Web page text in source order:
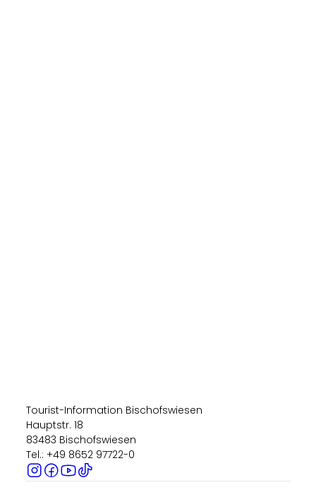
Tourist-Information Bischofswiesen
Hauptstr. 18
83483 Bischofswiesen
Tel.: +49 8652 97722-0